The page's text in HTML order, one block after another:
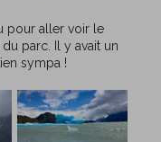
pour aller voir le
parc. Il y avait un
sympa !